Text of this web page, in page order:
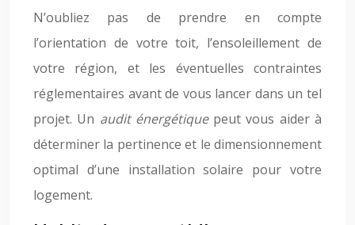
N’oubliez pas de prendre en compte
l’orientation de votre toit, l’ensoleillement de
votre région, et les éventuelles contraintes
réglementaires avant de vous lancer dans un tel
projet. Un audit énergétique peut vous aider à
déterminer la pertinence et le dimensionnement
optimal d’une installation solaire pour votre
logement.